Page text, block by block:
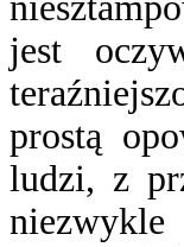
jest
prostą
ludzi, z